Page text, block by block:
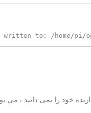
to: /home/pi/
خود را نمی دانید ، می